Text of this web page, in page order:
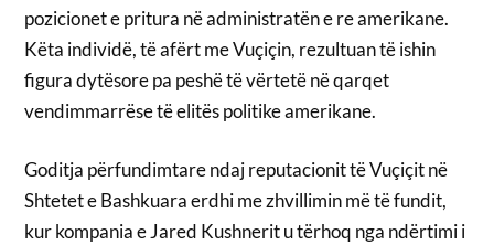
pozicionet e pritura në administratën e re amerikane.
Këta individë, të afërt me Vuçiçin, rezultuan të ishin
figura dytësore pa peshë të vërtetë në qarqet
vendimmarrëse të elitës politike amerikane.
Goditja përfundimtare ndaj reputacionit të Vuçiçit në
Shtetet e Bashkuara erdhi me zhvillimin më të fundit,
kur kompania e Jared Kushnerit u tërhoq nga ndërtimi i